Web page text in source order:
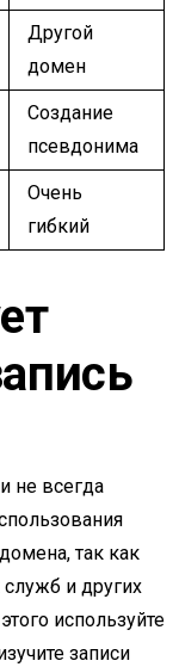
Другой
домен
Создание
псевдонима
Очень
гибкий
не всегда
так как
и других
используйте
записи